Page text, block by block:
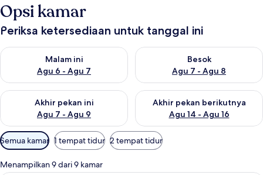
Opsi kamar
Periksa ketersediaan untuk tanggal ini
Malam ini
Agu 6 - Agu 7
Periksa ketersediaan untuk malam ini Agu 6 - Agu 7
Besok
Agu 7 - Agu 8
Periksa ketersediaan untuk
Akhir pekan ini
Agu 7 - Agu 9
Periksa ketersediaan untuk akhir pekan ini Agu 7 - Agu 9
Akhir pekan berikutnya
Agu 14 - Agu 16
Periksa ketersediaan untuk
Filter
tersedia
untuk
Semua kamar 1 tempat tidur 2 tempat tidur
Menampilkan 9 dari 9 kamar